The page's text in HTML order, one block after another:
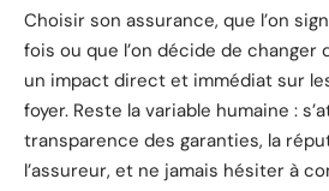
Choisir son assurance, que l’on
fois ou que l’on décide de changer
un impact direct et immédiat sur
foyer. Reste la variable humaine :
transparence des garanties, la
l’assureur, et ne jamais hésiter à